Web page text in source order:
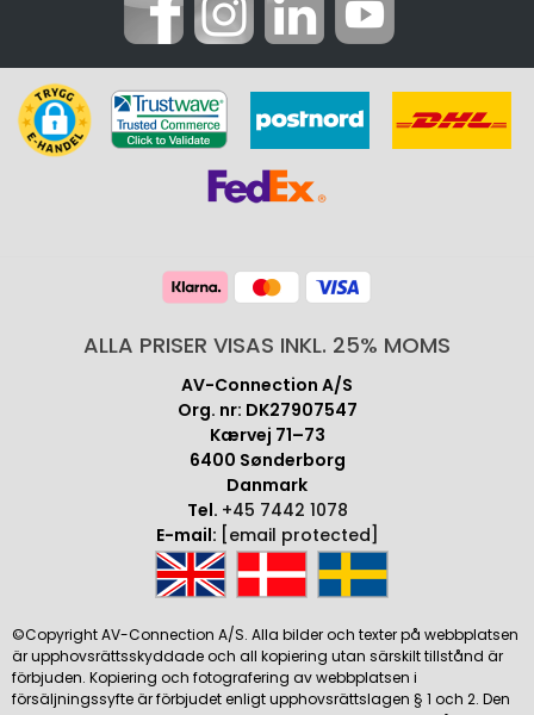
ALLA PRISER VISAS INKL. 25% MOMS
AV-Connection A/S
Org. nr: DK27907547
Kærvej 71–73
6400 Sønderborg
Danmark
Tel. +45 7442 1078
E-mail: [email protected]
©Copyright AV-Connection A/S. Alla bilder och texter på webbplatsen
är upphovsrättsskyddade och all kopiering utan särskilt tillstånd är
förbjuden. Kopiering och fotografering av webbplatsen i
försäljningssyfte är förbjudet enligt upphovsrättslagen § 1 och 2. Den